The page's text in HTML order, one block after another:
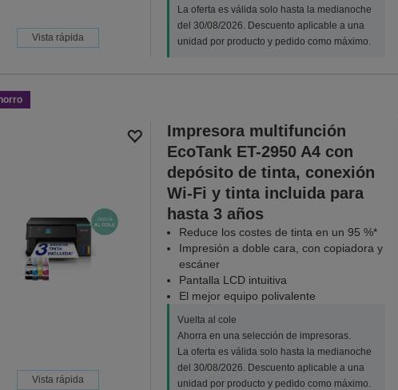
Vista rápida
La oferta es válida solo hasta la medianoche
del 30/08/2026. Descuento aplicable a una
unidad por producto y pedido como máximo.
Vista rápida
Impresora multifunción
EcoTank ET-2950 A4 con
depósito de tinta, conexión
Wi-Fi y tinta incluida para
hasta 3 años
Reduce los costes de tinta en un 95 %*
Impresión a doble cara, con copiadora y
escáner
Pantalla LCD intuitiva
El mejor equipo polivalente
Vuelta al cole
Ahorra en una selección de impresoras.
La oferta es válida solo hasta la medianoche
del 30/08/2026. Descuento aplicable a una
unidad por producto y pedido como máximo.